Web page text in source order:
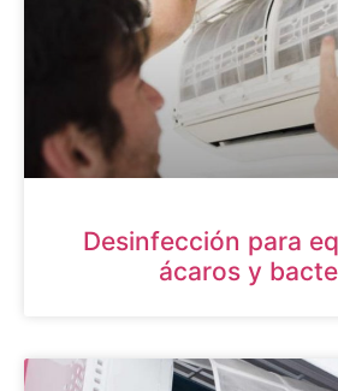
Desinfección para
ácaros y